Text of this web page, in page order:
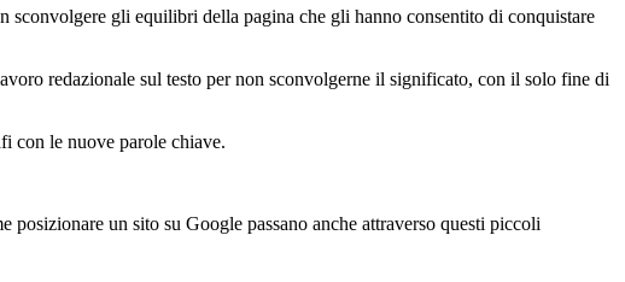
sconvolgere gli equilibri della pagina che gli hanno consentito di conquistare
redazionale sul testo per non sconvolgerne il significato, con il solo fine di
con le nuove parole chiave.
un sito su Google passano anche attraverso questi piccoli